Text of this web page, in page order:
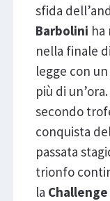
sfida
Barbolini ha
nella finale
legge con
più di
secondo
conquista
passata
trionfo
la